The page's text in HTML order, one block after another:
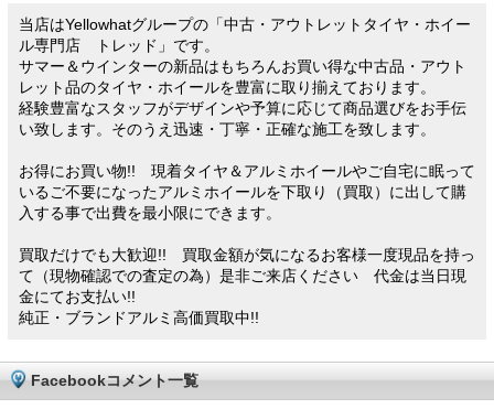
当店はYellowhatグループの「中古・アウトレットタイヤ・ホイー
ル専門店 トレッド」です。
サマー＆ウインターの新品はもちろんお買い得な中古品・アウト
レット品のタイヤ・ホイールを豊富に取り揃えております。
経験豊富なスタッフがデザインや予算に応じて商品選びをお手伝
い致します。そのうえ迅速・丁寧・正確な施工を致します。
お得にお買い物!! 現着タイヤ＆アルミホイールやご自宅に眠って
いるご不要になったアルミホイールを下取り（買取）に出して購
入する事で出費を最小限にできます。
買取だけでも大歓迎!! 買取金額が気になるお客様一度現品を持っ
て（現物確認での査定の為）是非ご来店ください 代金は当日現
金にてお支払い!!
純正・ブランドアルミ高価買取中!!
Facebookコメント一覧